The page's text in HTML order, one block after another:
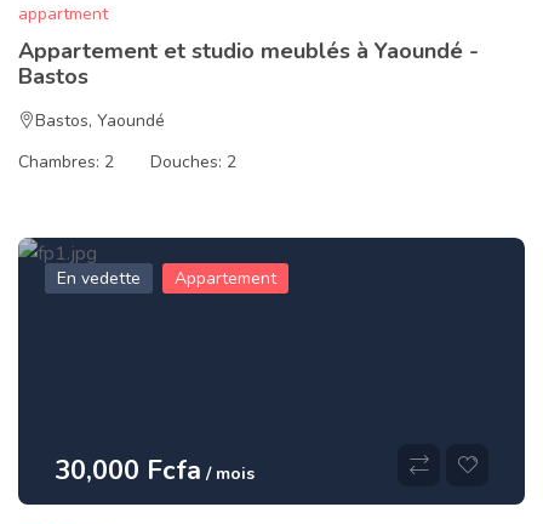
appartment
Appartement et studio meublés à Yaoundé -
Bastos
Bastos, Yaoundé
Chambres: 2 Douches: 2
En vedette Appartement
30,000 Fcfa / mois